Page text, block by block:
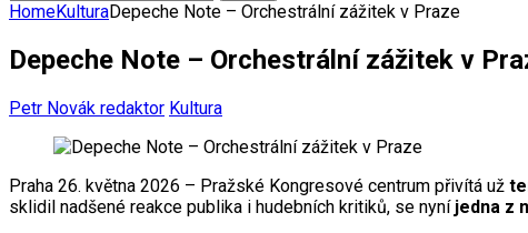
HomeKulturaDepeche Note – Orchestrální zážitek v Praze
Depeche Note – Orchestrální zážitek v
Petr Novák redaktor Kultura
Praha 26. května 2026 – Pražské Kongresové centrum přivítá už
sklidil nadšené reakce publika i hudebních kritiků, se nyní jedna z